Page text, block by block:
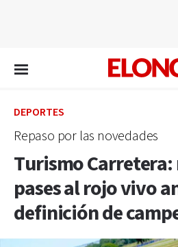
DEPORTES
Repaso por las novedades
Turismo Carretera:
pases al rojo vivo
definición de